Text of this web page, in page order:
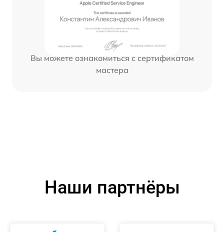
Вы можете ознакомиться с сертификатом
мастера
Наши партнёры